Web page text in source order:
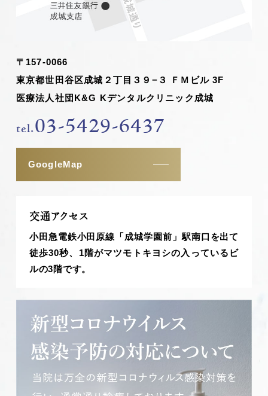
〒157-0066
東京都世田谷区成城２丁目３９−３ ＦＭビル 3F
医療法人社団K&G Kデンタルクリニック成城
tel.03-5429-6437
GoogleMap
交通アクセス
小田急電鉄小田原線「成城学園前」駅南口を出て
徒歩30秒、1階がマツモトキヨシの入っているビ
ルの3階です。